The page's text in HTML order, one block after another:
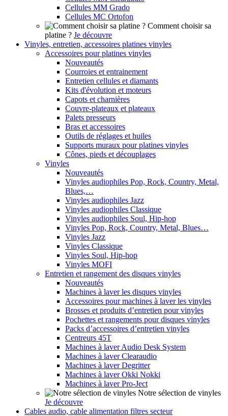
Cellules MM Grado
Cellules MC Ortofon
Comment choisir sa
platine ? Je découvre
Vinyles, entretien, accessoires platines vinyles
Accessoires pour platines vinyles
Nouveautés
Courroies et entrainement
Entretien cellules et diamants
Kits d'évolution et moteurs
Capots et charnières
Couvre-plateaux et plateaux
Palets presseurs
Bras et accessoires
Outils de réglages et huiles
Supports muraux pour platines vinyles
Cônes, pieds et découplages
Vinyles
Nouveautés
Vinyles audiophiles Pop, Rock, Country, Metal,
Blues,…
Vinyles audiophiles Jazz
Vinyles audiophiles Classique
Vinyles audiophiles Soul, Hip-hop
Vinyles Pop, Rock, Country, Metal, Blues…
Vinyles Jazz
Vinyles Classique
Vinyles Soul, Hip-hop
Vinyles MOFI
Entretien et rangement des disques vinyles
Nouveautés
Machines à laver les disques vinyles
Accessoires pour machines à laver les vinyles
Brosses et produits d’entretien pour vinyles
Pochettes et rangements pour disques vinyles
Packs d’accessoires d’entretien vinyles
Centreurs 45T
Machines à laver Audio Desk System
Machines à laver Clearaudio
Machines à laver Degritter
Machines à laver Okki Nokki
Machines à laver Pro-Ject
Notre sélection de vinyles
Je découvre
Cables audio, cable alimentation filtres secteur